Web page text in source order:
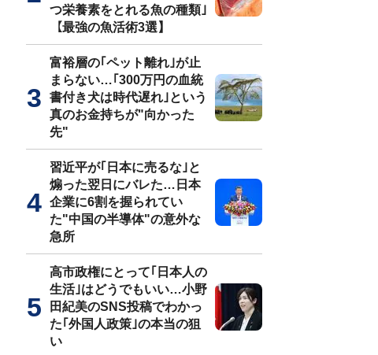
※写真はイメージです
つ栄養素をとれる魚の種類｣
【最強の魚活術3選】
富裕層の｢ペット離れ｣が止
まらない…｢300万円の血統
書付き犬は時代遅れ｣という
真のお金持ちが"向かった
先"
習近平が｢日本に売るな｣と
煽った翌日にバレた…日本
企業に6割を握られてい
た"中国の半導体"の意外な
急所
高市政権にとって｢日本人の
生活｣はどうでもいい…小野
田紀美のSNS投稿でわかっ
た｢外国人政策｣の本当の狙
い